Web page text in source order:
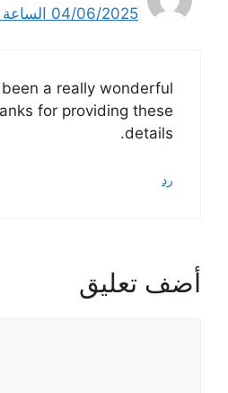
04/06/2025 الساعة 8:28 ص
a really wonderful
for providing these
details.
رد
أضف تعليق